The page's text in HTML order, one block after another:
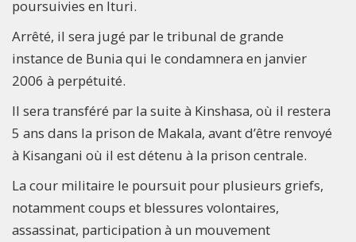
poursuivies en Ituri.
Arrêté, il sera jugé par le tribunal de grande
instance de Bunia qui le condamnera en janvier
2006 à perpétuité.
Il sera transféré par la suite à Kinshasa, où il restera
5 ans dans la prison de Makala, avant d’être renvoyé
à Kisangani où il est détenu à la prison centrale.
La cour militaire le poursuit pour plusieurs griefs,
notamment coups et blessures volontaires,
assassinat, participation à un mouvement